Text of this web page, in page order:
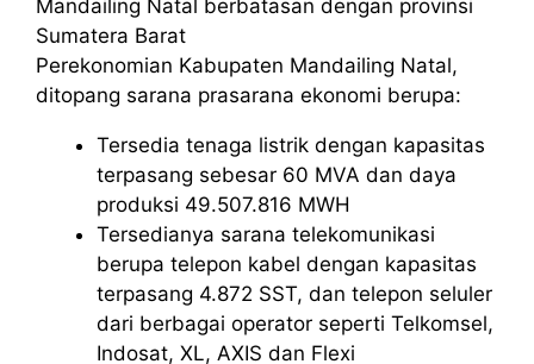
Mandailing Natal berbatasan dengan provinsi
Sumatera Barat
Perekonomian Kabupaten Mandailing Natal,
ditopang sarana prasarana ekonomi berupa:
Tersedia tenaga listrik dengan kapasitas
terpasang sebesar 60 MVA dan daya
produksi 49.507.816 MWH
Tersedianya sarana telekomunikasi
berupa telepon kabel dengan kapasitas
terpasang 4.872 SST, dan telepon seluler
dari berbagai operator seperti Telkomsel,
Indosat, XL, AXIS dan Flexi